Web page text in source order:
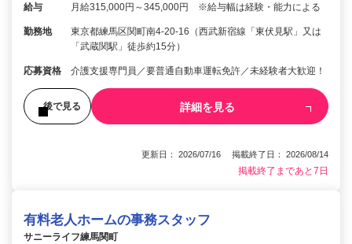
給与 月給315,000円～345,000円 ※給与幅は経験・能力による
勤務地
東京都練馬区関町南4-20-16（西武新宿線「東伏見駅」又は
「武蔵関駅」徒歩約15分）
応募資格 介護支援専門員／要普通自動車運転免許／未経験者大歓迎！
後で見る 詳細を見る
更新日： 2026/07/16 掲載終了日： 2026/08/14
掲載終了まであと7日
有料老人ホームの事務スタッフ
サニーライフ練馬関町